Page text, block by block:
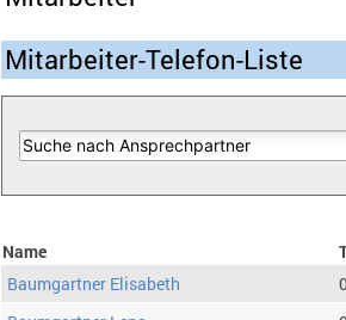
Mitarbeiter-Telefon-Liste
Name
Baumgartner Elisabeth